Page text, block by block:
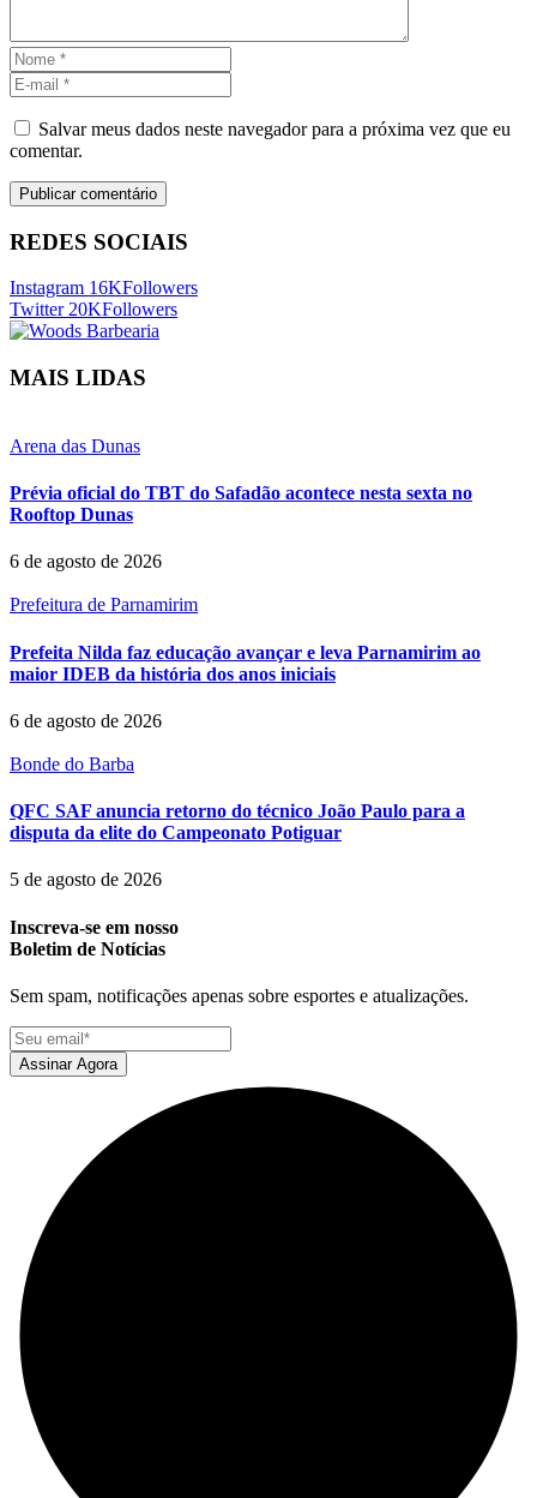
Salvar meus dados neste navegador para a próxima vez que eu
comentar.
REDES SOCIAIS
Instagram 16KFollowers
Twitter 20KFollowers
MAIS LIDAS
Arena das Dunas
Prévia oficial do TBT do Safadão acontece nesta sexta no
Rooftop Dunas
6 de agosto de 2026
Prefeitura de Parnamirim
Prefeita Nilda faz educação avançar e leva Parnamirim ao
maior IDEB da história dos anos iniciais
6 de agosto de 2026
Bonde do Barba
QFC SAF anuncia retorno do técnico João Paulo para a
disputa da elite do Campeonato Potiguar
5 de agosto de 2026
Inscreva-se em nosso
Boletim de Notícias
Sem spam, notificações apenas sobre esportes e atualizações.
Assinar Agora